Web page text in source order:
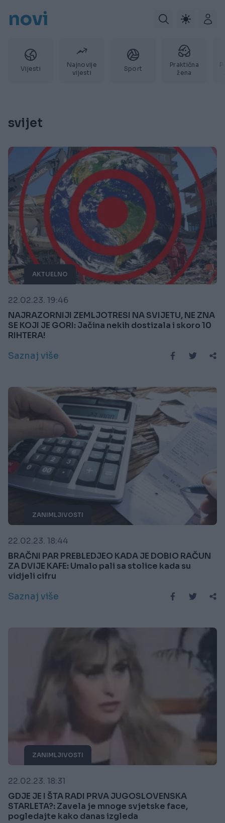
novi
Vijesti
Najnovije
vijesti
Sport
Praktična
žena
svijet
AKTUELNO
22.02.23. 19:46
NAJRAZORNIJI ZEMLJOTRESI NA SVIJETU, NE ZNA
SE KOJI JE GORI: Jačina nekih dostizala i skoro 10
RIHTERA!
Saznaj više
ZANIMLJIVOSTI
22.02.23. 18:44
BRAČNI PAR PREBLEDJEO KADA JE DOBIO RAČUN
ZA DVIJE KAFE: Umalo pali sa stolice kada su
vidjeli cifru
Saznaj više
ZANIMLJIVOSTI
22.02.23. 18:31
GDJE JE I ŠTA RADI PRVA JUGOSLOVENSKA
STARLETA?: Zavela je mnoge svjetske face,
pogledajte kako danas izgleda